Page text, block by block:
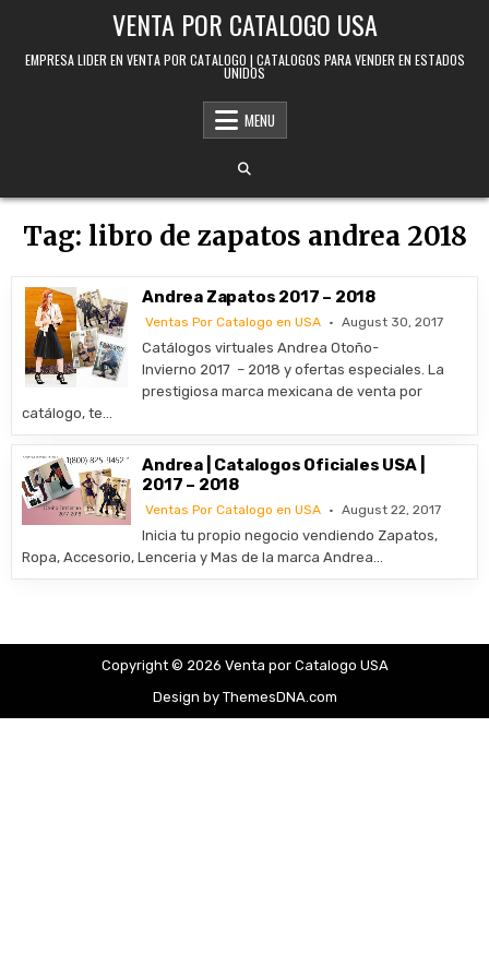
VENTA POR CATALOGO USA
EMPRESA LIDER EN VENTA POR CATALOGO | CATALOGOS PARA VENDER EN ESTADOS
UNIDOS
MENU
Tag: libro de zapatos andrea 2018
Andrea Zapatos 2017 – 2018
Ventas Por Catalogo en USA August 30, 2017
Catálogos virtuales Andrea Otoño-
Invierno 2017 – 2018 y ofertas especiales. La
prestigiosa marca mexicana de venta por
catálogo, te…
Andrea | Catalogos Oficiales USA |
2017 – 2018
Ventas Por Catalogo en USA August 22, 2017
Inicia tu propio negocio vendiendo Zapatos,
Ropa, Accesorio, Lenceria y Mas de la marca Andrea…
Copyright © 2026 Venta por Catalogo USA
Design by ThemesDNA.com